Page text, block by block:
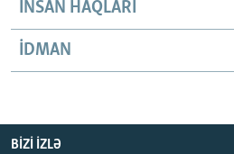
INSAN HAQLARI
İDMAN
BIZI IZLƏ